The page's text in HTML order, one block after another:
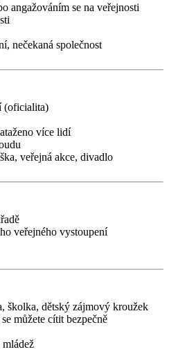
angažováním se na veřejnosti
nečekaná společnost
(oficialita)
více lidí
veřejná akce, divadlo
veřejného vystoupení
školka, dětský zájmový kroužek
můžete cítit bezpečně
mládež